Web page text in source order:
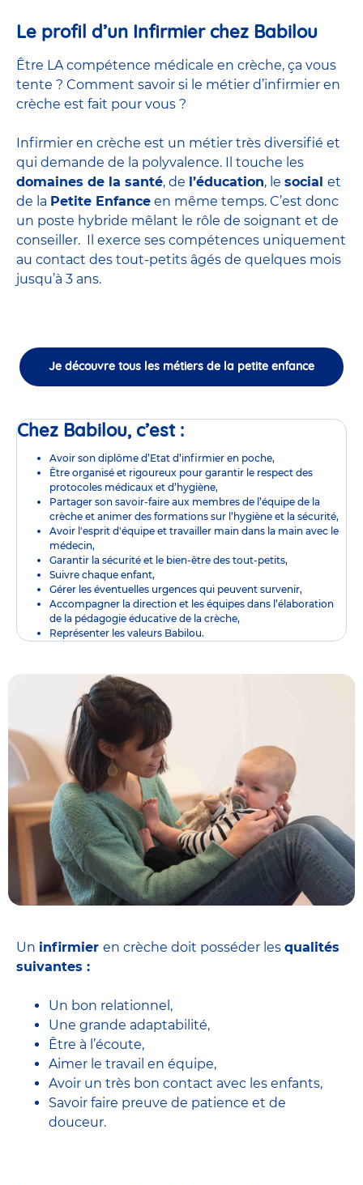
Le profil d’un Infirmier chez Babilou
Être LA compétence médicale en crèche, ça vous
tente ? Comment savoir si le métier d’infirmier en
crèche est fait pour vous ?
Infirmier en crèche est un métier très diversifié et
qui demande de la polyvalence. Il touche les
domaines de la santé, de l’éducation, le social et
de la Petite Enfance en même temps. C’est donc
un poste hybride mêlant le rôle de soignant et de
conseiller. Il exerce ses compétences uniquement
au contact des tout-petits âgés de quelques mois
jusqu’à 3 ans.
Je découvre tous les métiers de la petite enfance
Chez Babilou, c’est :
Avoir son diplôme d’Etat d’infirmier en poche,
Être organisé et rigoureux pour garantir le respect des
protocoles médicaux et d’hygiène,
Partager son savoir-faire aux membres de l’équipe de la
crèche et animer des formations sur l’hygiène et la sécurité,
Avoir l'esprit d'équipe et travailler main dans la main avec le
médecin,
Garantir la sécurité et le bien-être des tout-petits,
Suivre chaque enfant,
Gérer les éventuelles urgences qui peuvent survenir,
Accompagner la direction et les équipes dans l’élaboration
de la pédagogie éducative de la crèche,
Représenter les valeurs Babilou.
Un infirmier en crèche doit posséder les qualités
suivantes :
Un bon relationnel,
Une grande adaptabilité,
Être à l’écoute,
Aimer le travail en équipe,
Avoir un très bon contact avec les enfants,
Savoir faire preuve de patience et de
douceur.